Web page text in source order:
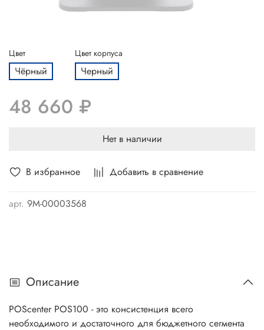
В избранное Добавить в сравнение
арт. 9М-00003568
Цвет
Чёрный
Цвет корпуса
Черный
48 660 ₽
Нет в наличии
Описание
POScenter POS100 - это консистенция всего
необходимого и достаточного для бюджетного сегмента